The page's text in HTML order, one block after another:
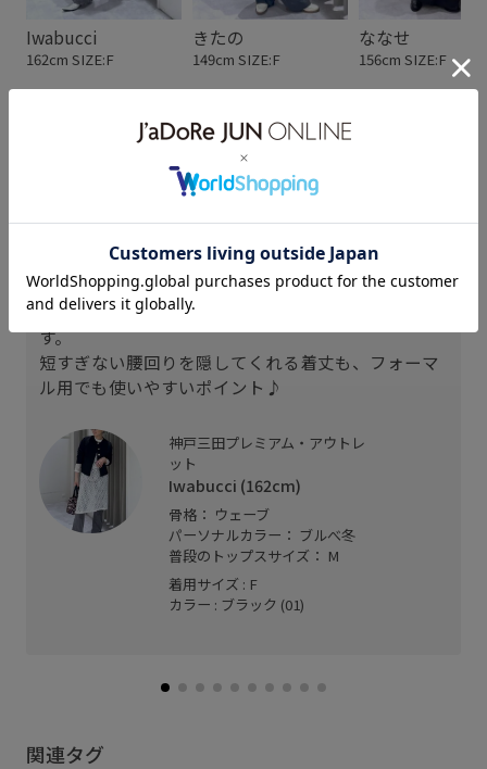
Iwabucci
162cm SIZE:F
きたの
149cm SIZE:F
ななせ
156cm SIZE:F
スタッフレビュー
上品なインパクトのあるカーディガン。
細かいメッシュのようなサラサラの生地感で、
今から春先まで愛用できる通気性の良さも特徴で
す。
短すぎない腰回りを隠してくれる着丈も、フォーマ
ル用でも使いやすいポイント♪
神戸三田プレミアム・アウトレ
ット
Iwabucci (162cm)
骨格： ウェーブ
パーソナルカラー： ブルべ冬
普段のトップスサイズ： M
着用サイズ : F
カラー : ブラック (01)
関連タグ